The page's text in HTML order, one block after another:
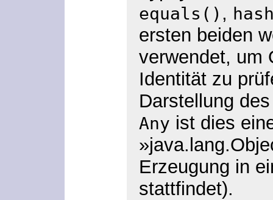
equals() ,
ersten beiden
verwendet, um
Identität zu
Darstellung
Any ist dies
Erzeugung in
stattfindet).